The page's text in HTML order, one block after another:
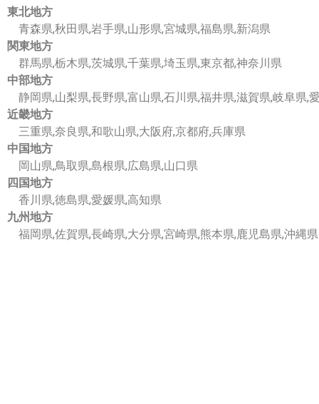
東北地方
青森県,秋田県,岩手県,山形県,宮城県,福島県,新潟県
関東地方
群馬県,栃木県,茨城県,千葉県,埼玉県,東京都,神奈川県
中部地方
静岡県,山梨県,長野県,富山県,石川県,福井県,滋賀県,岐阜県,
近畿地方
三重県,奈良県,和歌山県,大阪府,京都府,兵庫県
中国地方
岡山県,鳥取県,島根県,広島県,山口県
四国地方
香川県,徳島県,愛媛県,高知県
九州地方
福岡県,佐賀県,長崎県,大分県,宮崎県,熊本県,鹿児島県,沖縄県